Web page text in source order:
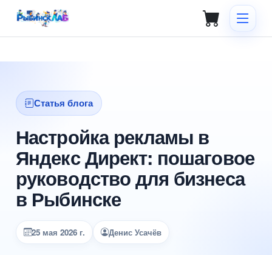
Статья блога
Настройка рекламы в
Яндекс Директ: пошаговое
руководство для бизнеса
в Рыбинске
25 мая 2026 г. Денис Усачёв